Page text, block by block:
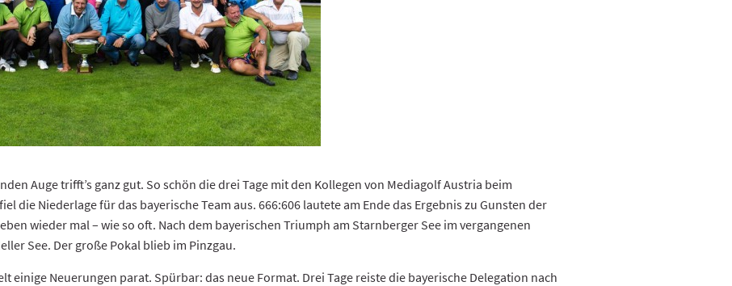
Auge trifft’s ganz gut. So schön die drei Tage mit den Kollegen von Mediagolf Austria beim
die Niederlage für das bayerische Team aus. 666:606 lautete am Ende das Ergebnis zu Gunsten der
wieder mal – wie so oft. Nach dem bayerischen Triumph am Starnberger See im vergangenen
See. Der große Pokal blieb im Pinzgau.
einige Neuerungen parat. Spürbar: das neue Format. Drei Tage reiste die bayerische Delegation nach